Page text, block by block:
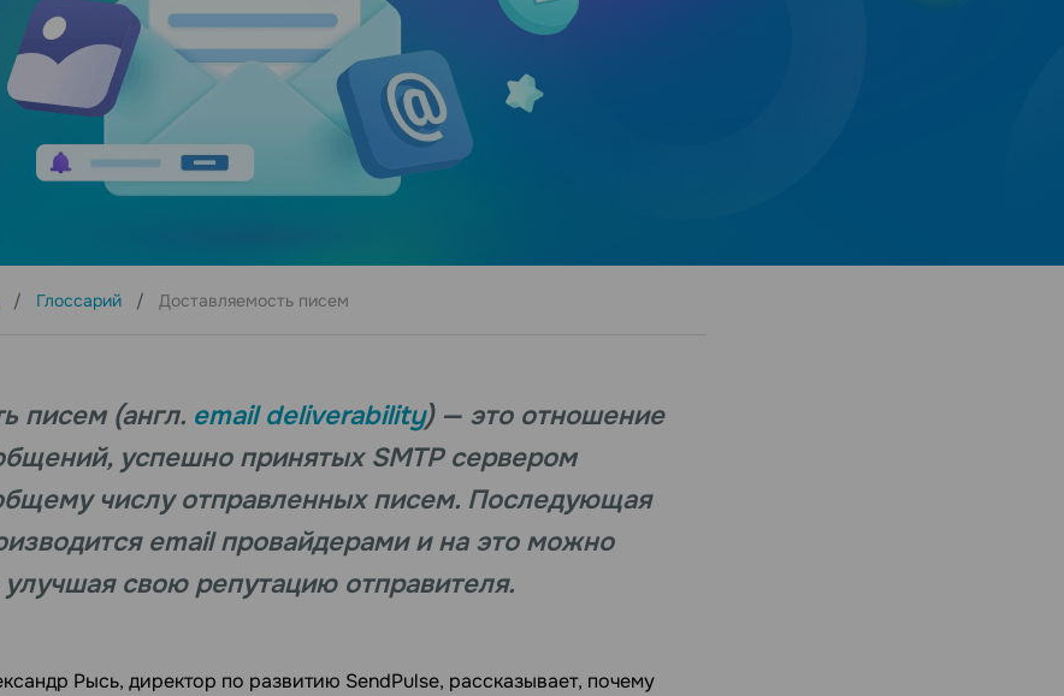
Глоссарий Доставляемость писем
писем (англ. email deliverability) — это отношение
успешно принятых SMTP сервером
числу отправленных писем. Последующая
email провайдерами и на это можно
свою репутацию отправителя.
Рысь, директор по развитию SendPulse, рассказывает, почему